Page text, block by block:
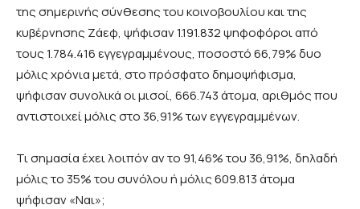
της σημερινής σύνθεσης του κοινοβουλίου και της
κυβέρνησης Ζάεφ, ψήφισαν 1.191.832 ψηφοφόροι από
τους 1.784.416 εγγεγραμμένους, ποσοστό 66,79% δυο
μόλις χρόνια μετά, στο πρόσφατο δημοψήφισμα,
ψήφισαν συνολικά οι μισοί, 666.743 άτομα, αριθμός που
αντιστοιχεί μόλις στο 36,91% των εγγεγραμμένων.
Τι σημασία έχει λοιπόν αν το 91,46% του 36,91%, δηλαδή
μόλις το 35% του συνόλου ή μόλις 609.813 άτομα
ψήφισαν «Ναι»;